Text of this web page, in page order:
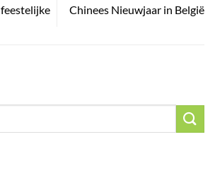
Chinees Nieuwjaar in België